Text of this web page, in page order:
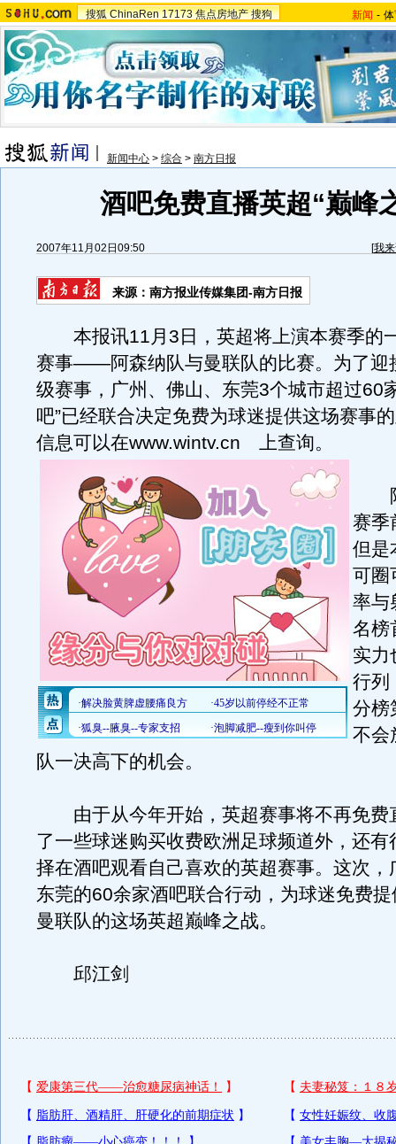
搜狐 ChinaRen 17173 焦点房地产 搜狗 新闻 -
新闻中心 > 综合 > 南方日报
酒吧免费直播英超“巅峰
2007年11月02日09:50 [我
来源：南方报业传媒集团-南方日报
本报讯11月3日，英超将上演本赛季的
赛事——阿森纳队与曼联队的比赛。为了迎
级赛事，广州、佛山、东莞3个城市超过60
吧”已经联合决定免费为球迷提供这场赛事
信息可以在www.wintv.cn 上查询。
阿
赛季
但是
可圈
率与
名榜
实力
行列
分榜
不会
队一决高下的机会。
由于从今年开始，英超赛事将不再免费
了一些球迷购买收费欧洲足球频道外，还有
择在酒吧观看自己喜欢的英超赛事。这次，
东莞的60余家酒吧联合行动，为球迷免费
曼联队的这场英超巅峰之战。
邱江剑